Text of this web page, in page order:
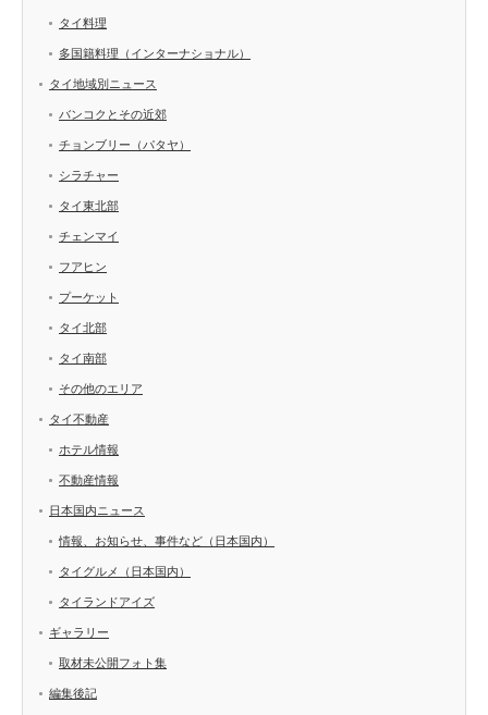
タイ料理
多国籍料理（インターナショナル）
タイ地域別ニュース
バンコクとその近郊
チョンブリー（パタヤ）
シラチャー
タイ東北部
チェンマイ
フアヒン
プーケット
タイ北部
タイ南部
その他のエリア
タイ不動産
ホテル情報
不動産情報
日本国内ニュース
情報、お知らせ、事件など（日本国内）
タイグルメ（日本国内）
タイランドアイズ
ギャラリー
取材未公開フォト集
編集後記